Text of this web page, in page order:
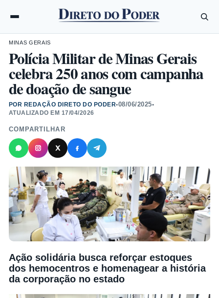
MINAS GERAIS
Polícia Militar de Minas Gerais
celebra 250 anos com campanha
de doação de sangue
POR REDAÇÃO DIRETO DO PODER•08/06/2025•
ATUALIZADO EM 17/04/2026
COMPARTILHAR
Ação solidária busca reforçar estoques
dos hemocentros e homenagear a história
da corporação no estado